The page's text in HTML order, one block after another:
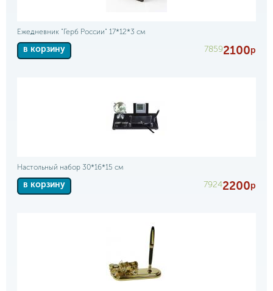
Ежедневник "Герб России" 17*12*3 см
в корзину 78592100р
Настольный набор 30*16*15 см
в корзину 79242200р